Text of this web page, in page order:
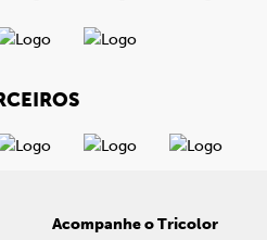
Acompanhe o Tricolor